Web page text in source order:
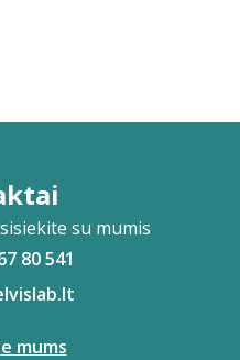
su mumis
80 541
mums